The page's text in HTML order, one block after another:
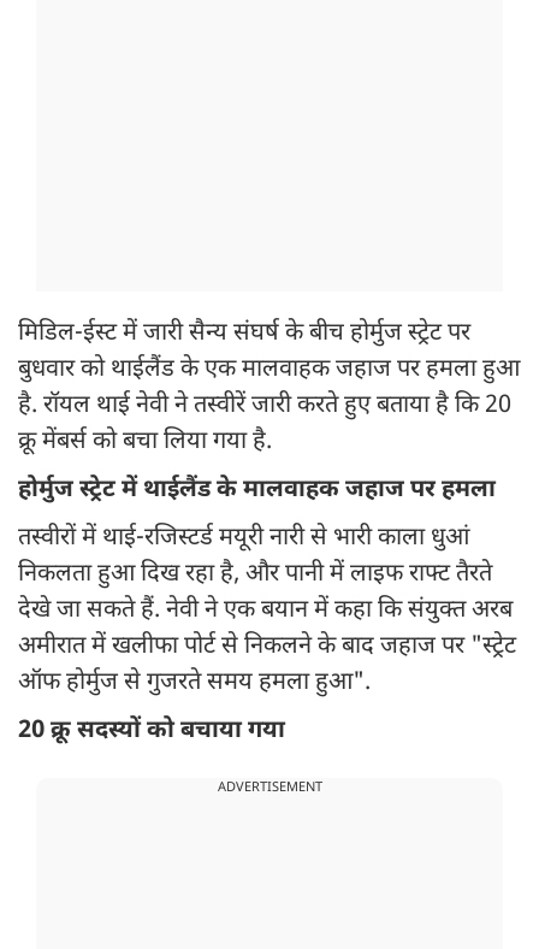
मिडिल-ईस्ट में जारी सैन्य संघर्ष के बीच होर्मुज स्ट्रेट पर
बुधवार को थाईलैंड के एक मालवाहक जहाज पर हमला हुआ
है. रॉयल थाई नेवी ने तस्वीरें जारी करते हुए बताया है कि 20
क्रू मेंबर्स को बचा लिया गया है.
होर्मुज स्ट्रेट में थाईलैंड के मालवाहक जहाज पर हमला
तस्वीरों में थाई-रजिस्टर्ड मयूरी नारी से भारी काला धुआं
निकलता हुआ दिख रहा है, और पानी में लाइफ राफ्ट तैरते
देखे जा सकते हैं. नेवी ने एक बयान में कहा कि संयुक्त अरब
अमीरात में खलीफा पोर्ट से निकलने के बाद जहाज पर "स्ट्रेट
ऑफ होर्मुज से गुजरते समय हमला हुआ".
20 क्रू सदस्यों को बचाया गया
ADVERTISEMENT